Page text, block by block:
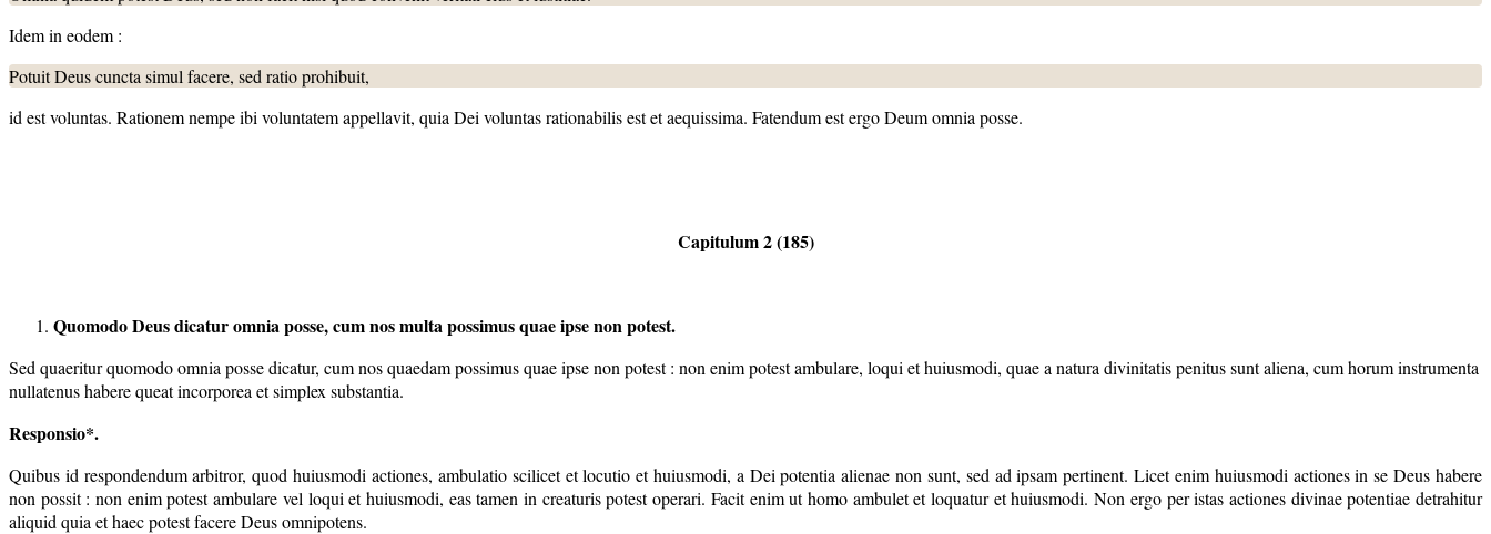
Idem in eodem :
Potuit Deus cuncta simul facere, sed ratio prohibuit,
id est voluntas. Rationem nempe ibi voluntatem appellavit, quia Dei voluntas rationabilis est et aequissima. Fatendum est ergo Deum omnia posse.
Capitulum 2 (185)
Quomodo Deus dicatur omnia posse, cum nos multa possimus quaeipse non potest.
Sed quaeritur quomodo omnia posse dicatur, cum nos quaedam possimus quae ipse non potest : non enim potest ambulare, loqui et huiusmodi, quae a natura divinitatis penitus sunt aliena, cum horum instrumenta
nullatenus habere queat incorporea et simplex substantia.
Responsio*.
Quibus id respondendum arbitror, quod huiusmodi actiones, ambulatio scilicet et locutio et huiusmodi, a Dei potentia alienae non sunt, sed ad ipsam pertinent. Licet enim huiusmodi actiones in se Deus habere
non possit : non enim potest ambulare vel loqui et huiusmodi, eas tamen in creaturis potest operari. Facit enim ut homo ambulet et loquatur et huiusmodi. Non ergo per istas actiones divinae potentiae detrahitur
aliquid quia et haec potest facere Deus omnipotens.